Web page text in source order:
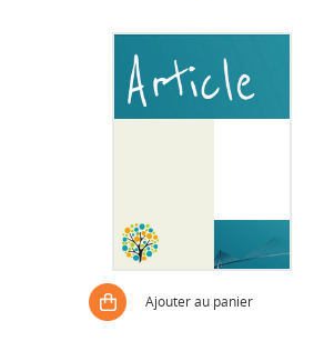
Ajouter au panier